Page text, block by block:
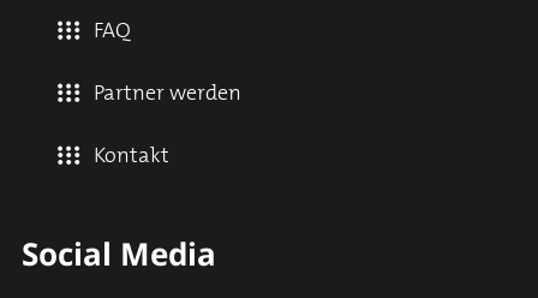
FAQ
Partner werden
Kontakt
Social Media